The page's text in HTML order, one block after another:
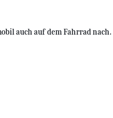
auch auf dem Fahrrad nach.